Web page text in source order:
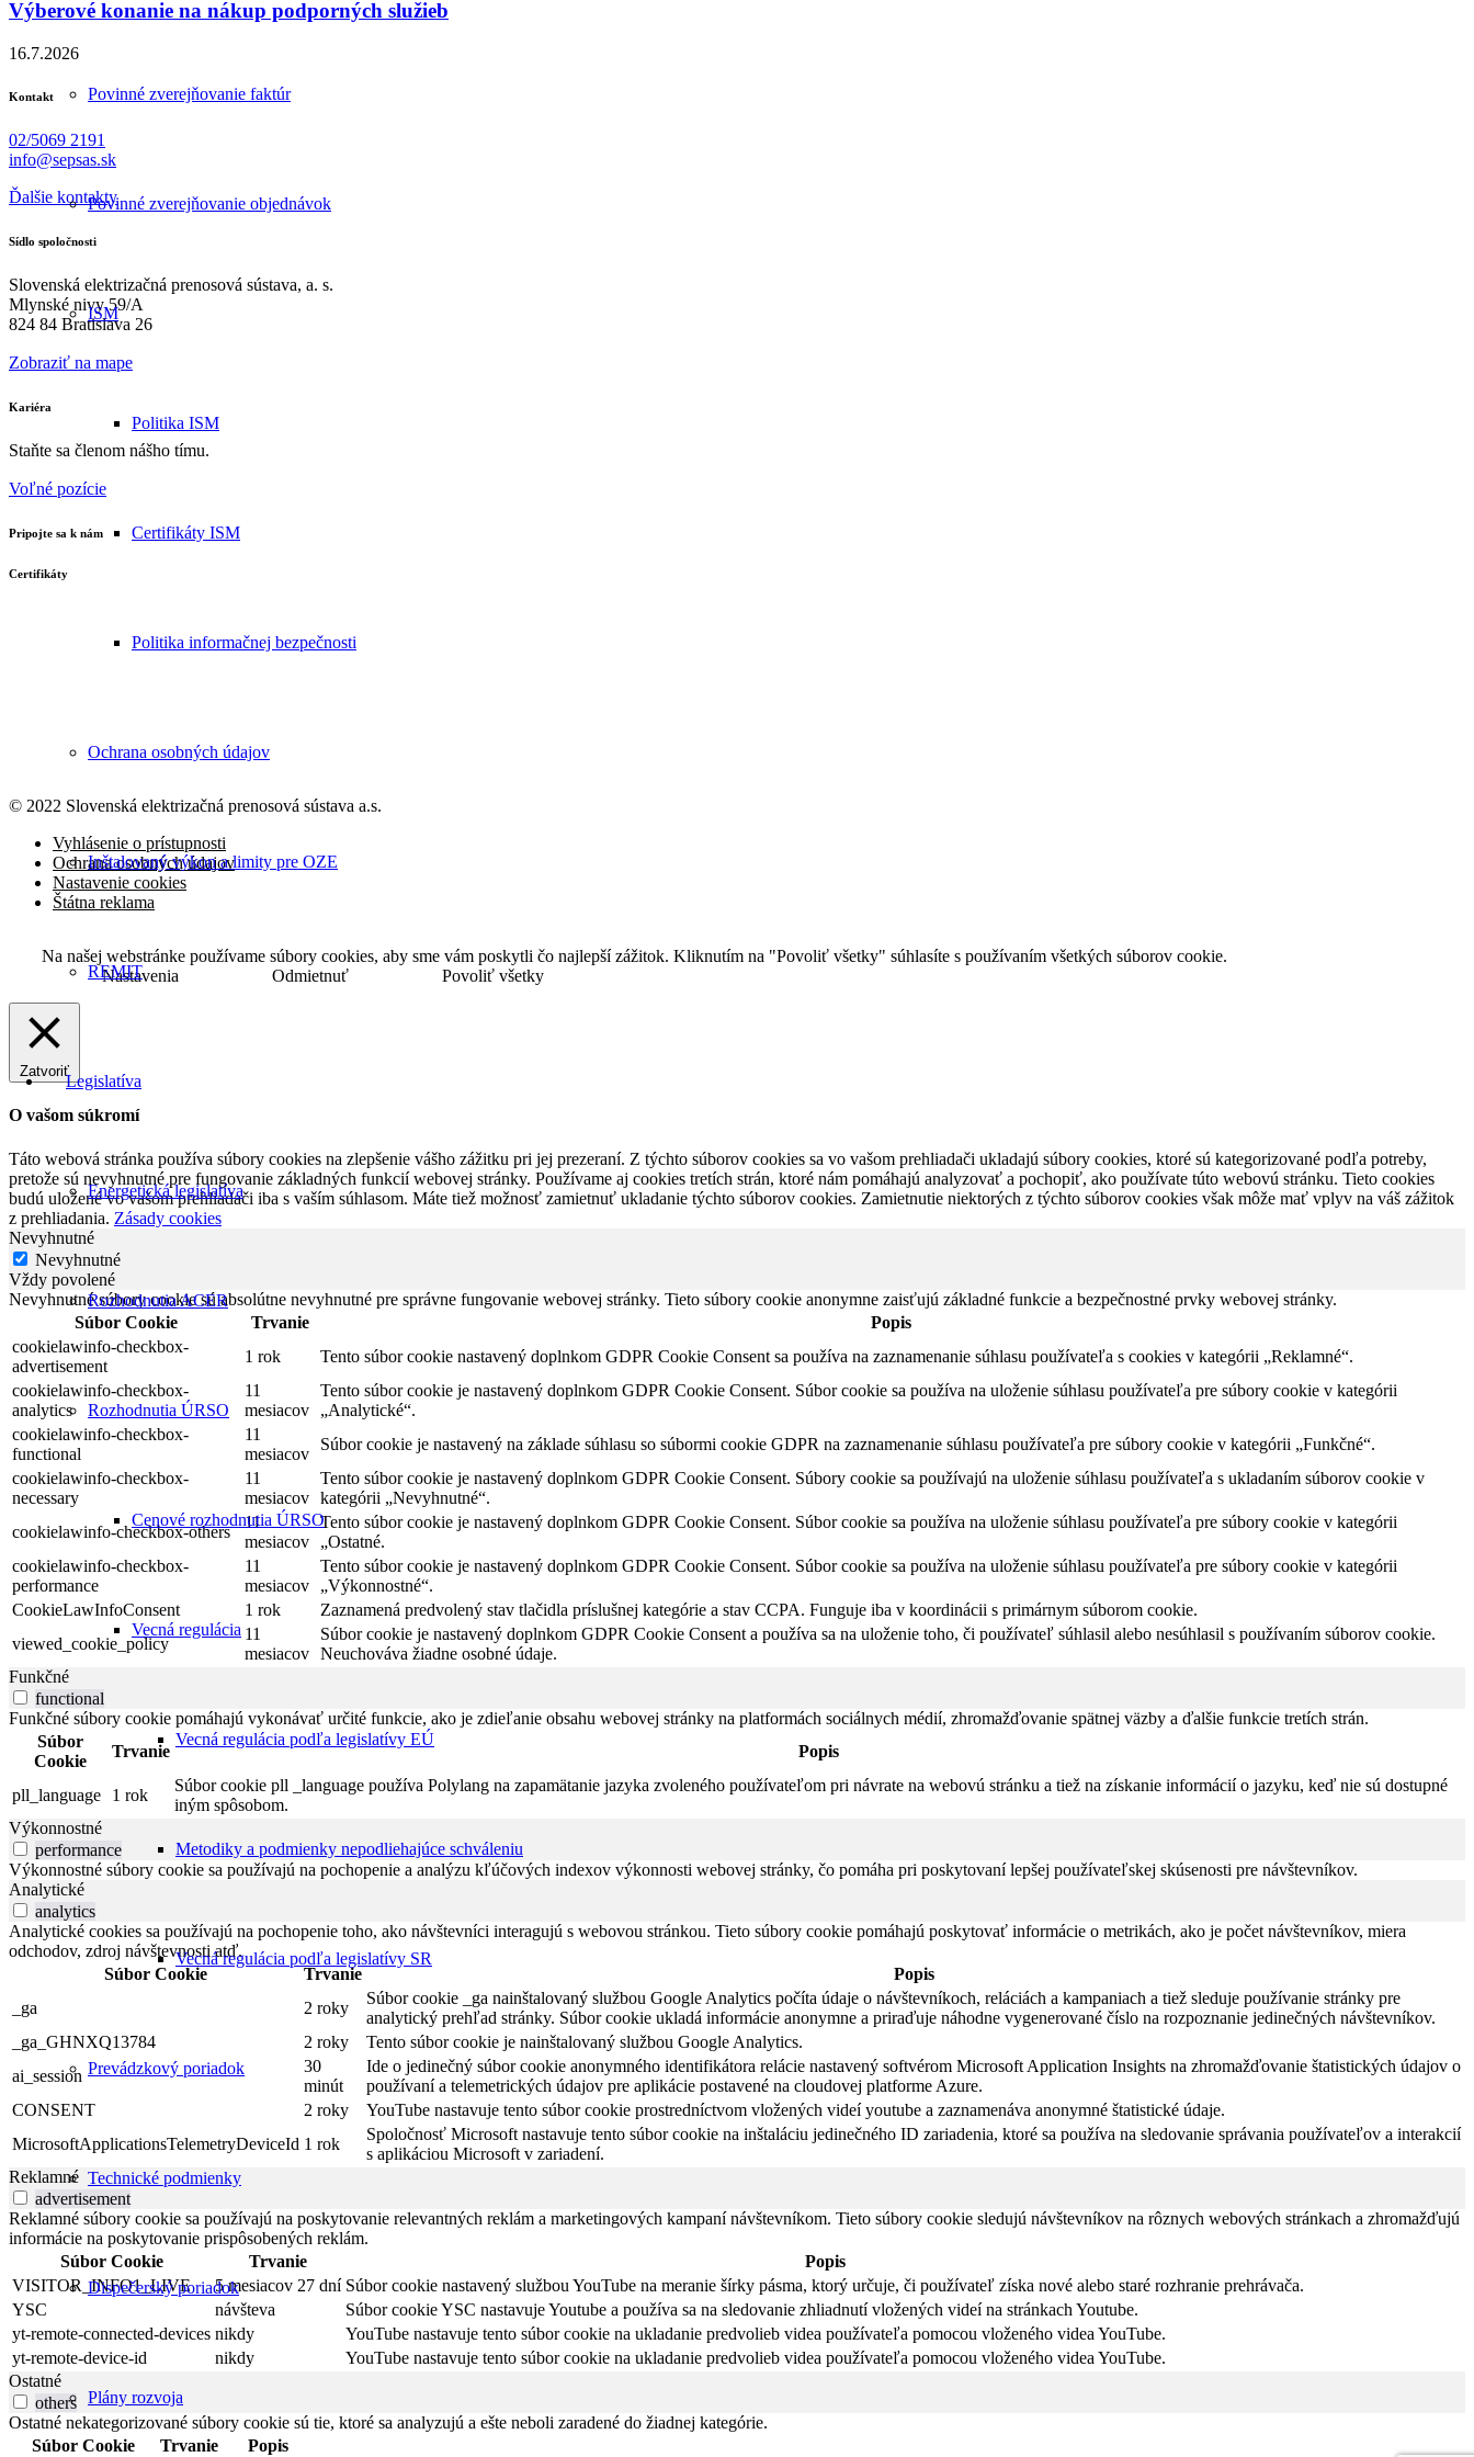
Povinné zverejňovanie faktúr
Povinné zverejňovanie objednávok
ISM
Politika ISM
Certifikáty ISM
Politika informačnej bezpečnosti
Ochrana osobných údajov
Inštalovaný výkon a limity pre OZE
REMIT
Legislatíva
Energetická legislatíva
Rozhodnutia ACER
Rozhodnutia ÚRSO
Cenové rozhodnutia ÚRSO
Vecná regulácia
Vecná regulácia podľa legislatívy EÚ
Metodiky a podmienky nepodliehajúce schváleniu
Vecná regulácia podľa legislatívy SR
Prevádzkový poriadok
Technické podmienky
Dispečerský poriadok
Plány rozvoja
Výberové konanie na nákup podporných služieb
16.7.2026
Kontakt
02/5069 2191
info@sepsas.sk
Ďalšie kontakty
Sídlo spoločnosti
Slovenská elektrizačná prenosová sústava, a. s.
Mlynské nivy 59/A
824 84 Bratislava 26
Zobraziť na mape
Kariéra
Staňte sa členom nášho tímu.
Voľné pozície
Pripojte sa k nám
Certifikáty
© 2022 Slovenská elektrizačná prenosová sústava a.s.
Vyhlásenie o prístupnosti
Ochrana osobných údajov
Nastavenie cookies
Štátna reklama
Na našej webstránke používame súbory cookies, aby sme vám poskytli čo najlepší zážitok. Kliknutím na "Povoliť všetky" súhlasíte s používaním všetkých súborov cookie.
Nastavenia
Odmietnuť Povoliť všetky
Zatvoriť
O vašom súkromí
Táto webová stránka používa súbory cookies na zlepšenie vášho zážitku pri jej prezeraní. Z týchto súborov cookies sa vo vašom prehliadači ukladajú súbory cookies, ktoré sú kategorizované podľa potreby,
pretože sú nevyhnutné pre fungovanie základných funkcií webovej stránky. Používame aj cookies tretích strán, ktoré nám pomáhajú analyzovať a pochopiť, ako používate túto webovú stránku. Tieto cookies
budú uložené vo vašom prehliadači iba s vaším súhlasom. Máte tiež možnosť zamietnuť ukladanie týchto súborov cookies. Zamietnutie niektorých z týchto súborov cookies však môže mať vplyv na váš zážitok
z prehliadania. Zásady cookies
Nevyhnutné
Nevyhnutné
Vždy povolené
Nevyhnutné súbory cookie sú absolútne nevyhnutné pre správne fungovanie webovej stránky. Tieto súbory cookie anonymne zaisťujú základné funkcie a bezpečnostné prvky webovej stránky.
Súbor Cookie
Trvanie
Popis
cookielawinfo-checkbox-
advertisement
1 rok
Tento súbor cookie nastavený doplnkom GDPR Cookie Consent sa používa na zaznamenanie súhlasu používateľa s cookies v kategórii „Reklamné“.
cookielawinfo-checkbox-
analytics
11
mesiacov
Tento súbor cookie je nastavený doplnkom GDPR Cookie Consent. Súbor cookie sa používa na uloženie súhlasu používateľa pre súbory cookie v kategórii
„Analytické“.
cookielawinfo-checkbox-
functional
11
mesiacov
Súbor cookie je nastavený na základe súhlasu so súbormi cookie GDPR na zaznamenanie súhlasu používateľa pre súbory cookie v kategórii „Funkčné“.
cookielawinfo-checkbox-
necessary
11
mesiacov
Tento súbor cookie je nastavený doplnkom GDPR Cookie Consent. Súbory cookie sa používajú na uloženie súhlasu používateľa s ukladaním súborov cookie v
kategórii „Nevyhnutné“.
cookielawinfo-checkbox-others
11
mesiacov
Tento súbor cookie je nastavený doplnkom GDPR Cookie Consent. Súbor cookie sa používa na uloženie súhlasu používateľa pre súbory cookie v kategórii
„Ostatné.
cookielawinfo-checkbox-
performance
11
mesiacov
Tento súbor cookie je nastavený doplnkom GDPR Cookie Consent. Súbor cookie sa používa na uloženie súhlasu používateľa pre súbory cookie v kategórii
„Výkonnostné“.
CookieLawInfoConsent
1 rok
Zaznamená predvolený stav tlačidla príslušnej kategórie a stav CCPA. Funguje iba v koordinácii s primárnym súborom cookie.
viewed_cookie_policy
11
mesiacov
Súbor cookie je nastavený doplnkom GDPR Cookie Consent a používa sa na uloženie toho, či používateľ súhlasil alebo nesúhlasil s používaním súborov cookie.
Neuchováva žiadne osobné údaje.
Funkčné
functional
Funkčné súbory cookie pomáhajú vykonávať určité funkcie, ako je zdieľanie obsahu webovej stránky na platformách sociálnych médií, zhromažďovanie spätnej väzby a ďalšie funkcie tretích strán.
Súbor
Cookie
Trvanie Popis
pll_language 1 rok
Súbor cookie pll _language používa Polylang na zapamätanie jazyka zvoleného používateľom pri návrate na webovú stránku a tiež na získanie informácií o jazyku, keď nie sú dostupné
iným spôsobom.
Výkonnostné
performance
Výkonnostné súbory cookie sa používajú na pochopenie a analýzu kľúčových indexov výkonnosti webovej stránky, čo pomáha pri poskytovaní lepšej používateľskej skúsenosti pre návštevníkov.
Analytické
analytics
Analytické cookies sa používajú na pochopenie toho, ako návštevníci interagujú s webovou stránkou. Tieto súbory cookie pomáhajú poskytovať informácie o metrikách, ako je počet návštevníkov, miera
odchodov, zdroj návštevnosti atď.
Súbor Cookie
Trvanie
Popis
_ga
2 roky
Súbor cookie _ga nainštalovaný službou Google Analytics počíta údaje o návštevníkoch, reláciách a kampaniach a tiež sleduje používanie stránky pre
analytický prehľad stránky. Súbor cookie ukladá informácie anonymne a priraďuje náhodne vygenerované číslo na rozpoznanie jedinečných návštevníkov.
_ga_GHNXQ13784
2 roky
Tento súbor cookie je nainštalovaný službou Google Analytics.
ai_session
30
minút
Ide o jedinečný súbor cookie anonymného identifikátora relácie nastavený softvérom Microsoft Application Insights na zhromažďovanie štatistických údajov o
používaní a telemetrických údajov pre aplikácie postavené na cloudovej platforme Azure.
CONSENT
2 roky
YouTube nastavuje tento súbor cookie prostredníctvom vložených videí youtube a zaznamenáva anonymné štatistické údaje.
MicrosoftApplicationsTelemetryDeviceId 1 rok
Spoločnosť Microsoft nastavuje tento súbor cookie na inštaláciu jedinečného ID zariadenia, ktoré sa používa na sledovanie správania používateľov a interakcií
s aplikáciou Microsoft v zariadení.
Reklamné
advertisement
Reklamné súbory cookie sa používajú na poskytovanie relevantných reklám a marketingových kampaní návštevníkom. Tieto súbory cookie sledujú návštevníkov na rôznych webových stránkach a zhromažďujú
informácie na poskytovanie prispôsobených reklám.
Súbor Cookie
Trvanie
Popis
VISITOR_INFO1_LIVE
5 mesiacov 27 dní Súbor cookie nastavený službou YouTube na meranie šírky pásma, ktorý určuje, či používateľ získa nové alebo staré rozhranie prehrávača.
YSC
návšteva
Súbor cookie YSC nastavuje Youtube a používa sa na sledovanie zhliadnutí vložených videí na stránkach Youtube.
yt-remote-connected-devices nikdy
YouTube nastavuje tento súbor cookie na ukladanie predvolieb videa používateľa pomocou vloženého videa YouTube.
yt-remote-device-id
nikdy
YouTube nastavuje tento súbor cookie na ukladanie predvolieb videa používateľa pomocou vloženého videa YouTube.
Ostatné
others
Ostatné nekategorizované súbory cookie sú tie, ktoré sa analyzujú a ešte neboli zaradené do žiadnej kategórie.
Súbor Cookie
Trvanie Popis